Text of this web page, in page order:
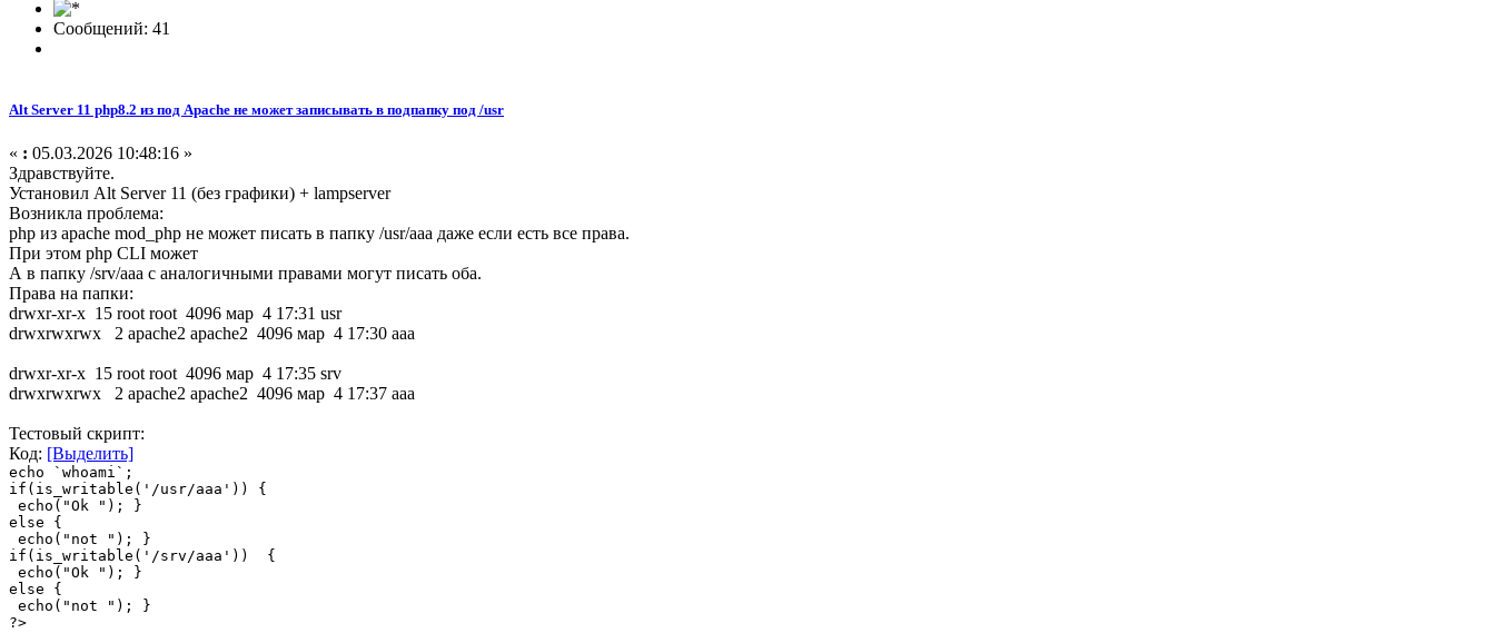
Сообщений: 41
Alt Server 11 php8.2 из под Apache не может записывать в подпапку под /usr
« : 05.03.2026 10:48:16 »
Здравствуйте.
Установил Alt Server 11 (без графики) + lampserver
Возникла проблема:
php из apache mod_php не может писать в папку /usr/aaa даже если есть все права.
При этом php CLI может
А в папку /srv/aaa с аналогичными правами могут писать оба.
Права на папки:
drwxr-xr-x 15 root root 4096 мар 4 17:31 usr
drwxrwxrwx 2 apache2 apache2 4096 мар 4 17:30 aaa
drwxr-xr-x 15 root root 4096 мар 4 17:35 srv
drwxrwxrwx 2 apache2 apache2 4096 мар 4 17:37 aaa
Тестовый скрипт:
Код: [Выделить]
echo `whoami`;
if(is_writable('/usr/aaa')) {
echo("Ok "); }
else {
echo("not "); }
if(is_writable('/srv/aaa')) {
echo("Ok "); }
else {
echo("not "); }
?>